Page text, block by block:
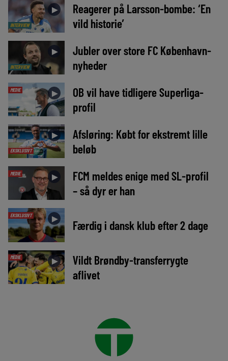
INTERVIEW
►
Reagerer på Larsson-bombe: ‘En
vild historie’
INTERVIEW
►
Jubler over store FC København-
nyheder
MEDIE ►
OB vil have tidligere Superliga-
profil
EKSKLUSIVT
►
Afsløring: Købt for ekstremt lille
beløb
MEDIE ►
FCM meldes enige med SL-profil
– så dyr er han
EKSKLUSIVT ► Færdig i dansk klub efter 2 dage
MEDIE ►
Vildt Brøndby-transferrygte
aflivet